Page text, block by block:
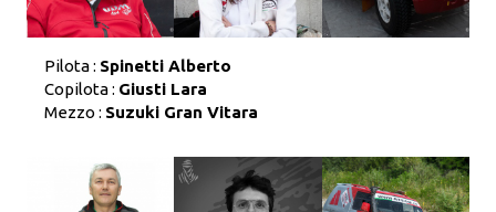
Pilota : Spinetti Alberto
Copilota : Giusti Lara
Mezzo : Suzuki Gran Vitara